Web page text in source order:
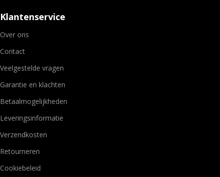
Klantenservice
Over ons
Contact
Veelgestelde vragen
Garantie en klachten
Betaalmogelijkheden
Leveringsinformatie
Verzendkosten
Retourneren
Cookiebeleid